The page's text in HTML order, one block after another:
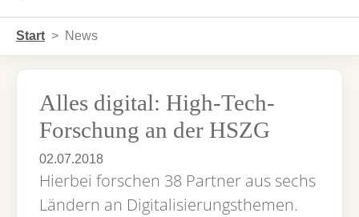
Start News
Alles digital: High-Tech-
Forschung an der HSZG
02.07.2018
Hierbei forschen 38 Partner aus sechs
Ländern an Digitalisierungsthemen.